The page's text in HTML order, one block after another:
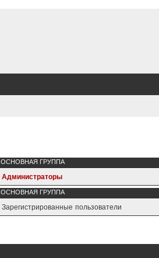
ОСНОВНАЯ ГРУППА
Администраторы
ОСНОВНАЯ ГРУППА
Зарегистрированные пользователи